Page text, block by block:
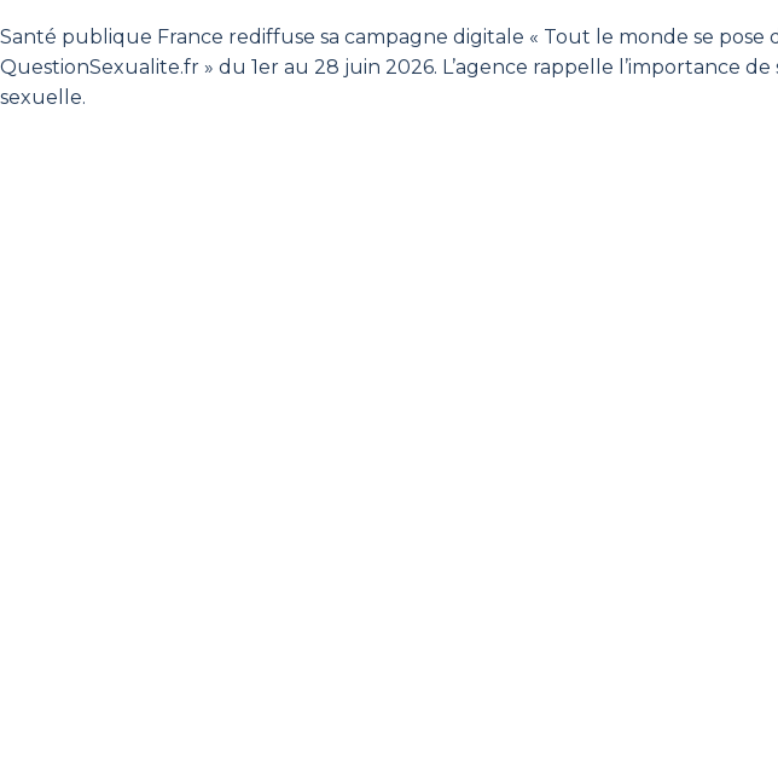
Santé publique France rediffuse sa campagne digitale « Tout le monde se
QuestionSexualite.fr » du 1er au 28 juin 2026. L’agence rappelle l’importance
sexuelle.